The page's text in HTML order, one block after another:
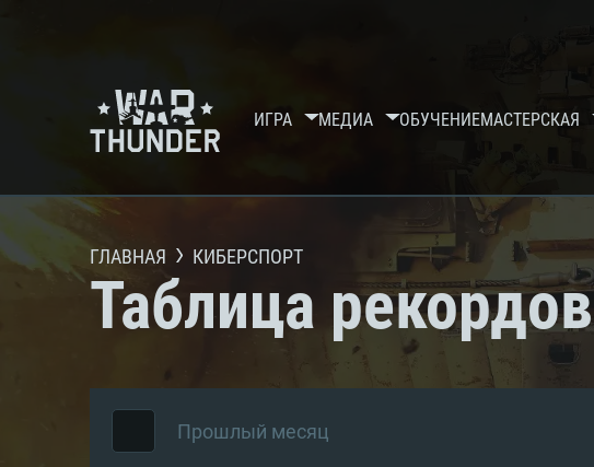
ИГРА МЕДИА ОБУЧЕНИЕМАСТЕРСКАЯ
ГЛАВНАЯ КИБЕРСПОРТ
Таблица рекордов
Прошлый месяц